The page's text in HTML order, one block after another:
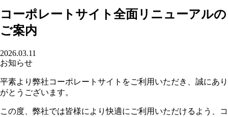
コーポレートサイト全面リニューアルの
ご案内
2026.03.11
お知らせ
平素より弊社コーポレートサイトをご利用いただき、誠にあり
がとうございます。
この度、弊社では皆様により快適にご利用いただけるよう、コ